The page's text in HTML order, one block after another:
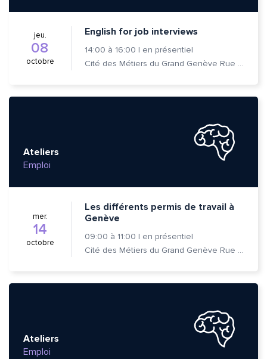
jeu.
08
octobre
English for job interviews
14:00 à 16:00 | en présentiel
Cité des Métiers du Grand Genève Rue Prévost-Martin 6 1205 Genève
Ateliers
Emploi
mer.
14
octobre
Les différents permis de travail à
Genève
09:00 à 11:00 | en présentiel
Cité des Métiers du Grand Genève Rue Prévost-Martin 6 1205 Genève
Ateliers
Emploi